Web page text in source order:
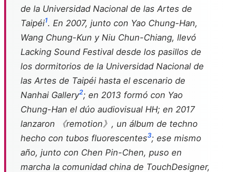
de la Universidad Nacional de las Artes de
Taipéi1. En 2007, junto con Yao Chung-Han,
Wang Chung-Kun y Niu Chun-Chiang, llevó
Lacking Sound Festival desde los pasillos de
los dormitorios de la Universidad Nacional de
las Artes de Taipéi hasta el escenario de
Nanhai Gallery2; en 2013 formó con Yao
Chung-Han el dúo audiovisual HH; en 2017
lanzaron 《remotion》, un álbum de techno
hecho con tubos fluorescentes3; ese mismo
año, junto con Chen Pin-Chen, puso en
marcha la comunidad china de TouchDesigner,